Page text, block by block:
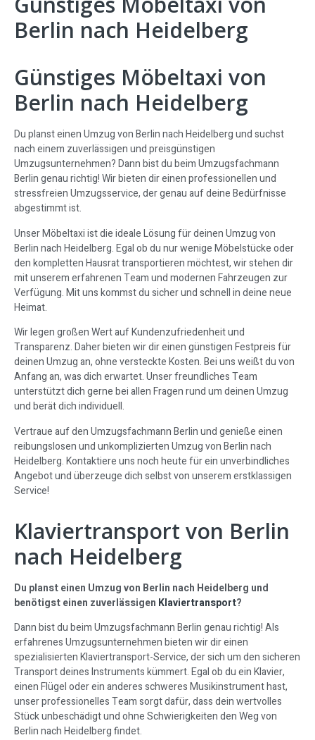
Berlin nach Heidelberg
Günstiges Möbeltaxi von
Berlin nach Heidelberg
Du planst einen Umzug von Berlin nach Heidelberg und suchst
nach einem zuverlässigen und preisgünstigen
Umzugsunternehmen? Dann bist du beim Umzugsfachmann
Berlin genau richtig! Wir bieten dir einen professionellen und
stressfreien Umzugsservice, der genau auf deine Bedürfnisse
abgestimmt ist.
Unser Möbeltaxi ist die ideale Lösung für deinen Umzug von
Berlin nach Heidelberg. Egal ob du nur wenige Möbelstücke oder
den kompletten Hausrat transportieren möchtest, wir stehen dir
mit unserem erfahrenen Team und modernen Fahrzeugen zur
Verfügung. Mit uns kommst du sicher und schnell in deine neue
Heimat.
Wir legen großen Wert auf Kundenzufriedenheit und
Transparenz. Daher bieten wir dir einen günstigen Festpreis für
deinen Umzug an, ohne versteckte Kosten. Bei uns weißt du von
Anfang an, was dich erwartet. Unser freundliches Team
unterstützt dich gerne bei allen Fragen rund um deinen Umzug
und berät dich individuell.
Vertraue auf den Umzugsfachmann Berlin und genieße einen
reibungslosen und unkomplizierten Umzug von Berlin nach
Heidelberg. Kontaktiere uns noch heute für ein unverbindliches
Angebot und überzeuge dich selbst von unserem erstklassigen
Service!
Klaviertransport von Berlin
nach Heidelberg
Du planst einen Umzug von Berlin nach Heidelberg und
benötigst einen zuverlässigen Klaviertransport?
Dann bist du beim Umzugsfachmann Berlin genau richtig! Als
erfahrenes Umzugsunternehmen bieten wir dir einen
spezialisierten Klaviertransport-Service, der sich um den sicheren
Transport deines Instruments kümmert. Egal ob du ein Klavier,
einen Flügel oder ein anderes schweres Musikinstrument hast,
unser professionelles Team sorgt dafür, dass dein wertvolles
Stück unbeschädigt und ohne Schwierigkeiten den Weg von
Berlin nach Heidelberg findet.